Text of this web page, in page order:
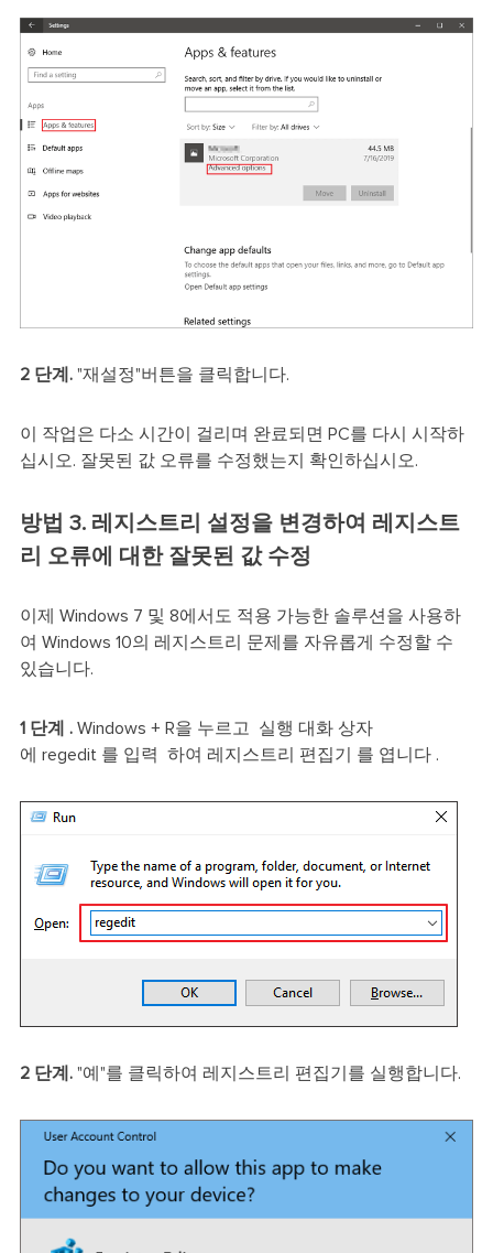
2 단계. "재설정"버튼을 클릭합니다.
이 작업은 다소 시간이 걸리며 완료되면 PC를 다시 시작하
십시오. 잘못된 값 오류를 수정했는지 확인하십시오.
방법 3. 레지스트리 설정을 변경하여 레지스트
리 오류에 대한 잘못된 값 수정
이제 Windows 7 및 8에서도 적용 가능한 솔루션을 사용하
여 Windows 10의 레지스트리 문제를 자유롭게 수정할 수
있습니다.
1 단계 . Windows + R을 누르고 실행 대화 상자
에 regedit 를 입력 하여 레지스트리 편집기 를 엽니다 .
2 단계. "예"를 클릭하여 레지스트리 편집기를 실행합니다.